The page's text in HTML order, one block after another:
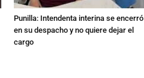
Punilla: Intendenta interina se encerró
en su despacho y no quiere dejar el
cargo